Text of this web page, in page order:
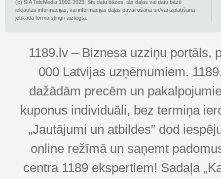
(c) SIA TeleMedia 1992-2023. Šīs datu bāzes, tās daļas vai datu bāzē
iekļautās informācijas, vai informācijas daļas pavairošana un/vai izplatīšana
jebkādā formā stingri aizliegta.
1189.lv – Biznesa uzziņu portāls,
000 Latvijas uzņēmumiem.
dažādām precēm un
kuponus individuāli, bez termiņa
„Jautājumi un atbildes” dod
online režīmā un saņemt
centra 1189 ekspertiem! Sadaļa